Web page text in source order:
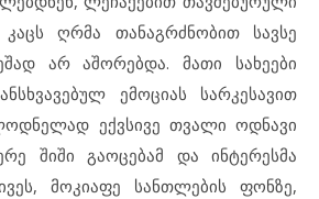
კაცს ღრმა თანაგრძნობით სავსე
არ აშორებდა. მათი სახეები
ემოციას სარკესავით
ექვსივე თვალი ოდნავი
შიში გაოცებამ და ინტერესმა
მოკიაფე სანთლების ფონზე,